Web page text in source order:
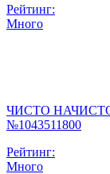
Рейтинг:
Много
ЧИСТО НАЧИСТО
№1043511800
Рейтинг:
Много